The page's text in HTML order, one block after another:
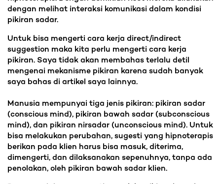
dengan melihat interaksi komunikasi dalam kondisi
pikiran sadar.
Untuk bisa mengerti cara kerja direct/indirect
suggestion maka kita perlu mengerti cara kerja
pikiran. Saya tidak akan membahas terlalu detil
mengenai mekanisme pikiran karena sudah banyak
saya bahas di artikel saya lainnya.
Manusia mempunyai tiga jenis pikiran: pikiran sadar
(conscious mind), pikiran bawah sadar (subconscious
mind), dan pikiran nirsadar (unconscious mind). Untuk
bisa melakukan perubahan, sugesti yang hipnoterapis
berikan pada klien harus bisa masuk, diterima,
dimengerti, dan dilaksanakan sepenuhnya, tanpa ada
penolakan, oleh pikiran bawah sadar klien.